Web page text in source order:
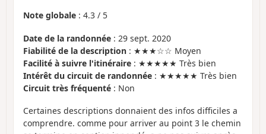
Note globale : 4.3 / 5
Date de la randonnée : 29 sept. 2020
Fiabilité de la description : ★★★☆☆ Moyen
Facilité à suivre l'itinéraire : ★★★★★ Très bien
Intérêt du circuit de randonnée : ★★★★★ Très bien
Circuit très fréquenté : Non
Certaines descriptions donnaient des infos difficiles a
comprendre. comme pour arriver au point 3 le chemin